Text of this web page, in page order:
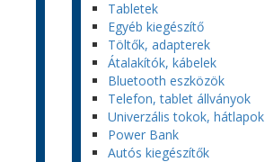
Tabletek
Egyéb kiegészítő
Töltők, adapterek
Átalakítók, kábelek
Bluetooth eszközök
Telefon, tablet állványok
Univerzális tokok, hátlapok
Power Bank
Autós kiegészítők